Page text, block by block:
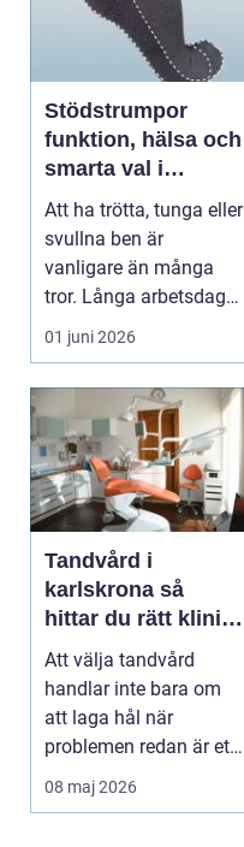
Stödstrumpor
funktion, hälsa och
smarta val i
vardagen
Att ha trötta, tunga eller
svullna ben är
vanligare än många
tror. Långa arbetsdagar
på hårda golv, ...
01 juni 2026
Tandvård i
karlskrona så
hittar du rätt klinik
för långsiktig
munhälsa
Att välja tandvård
handlar inte bara om
att laga hål när
problemen redan är ett
faktum. Det handlar ...
08 maj 2026